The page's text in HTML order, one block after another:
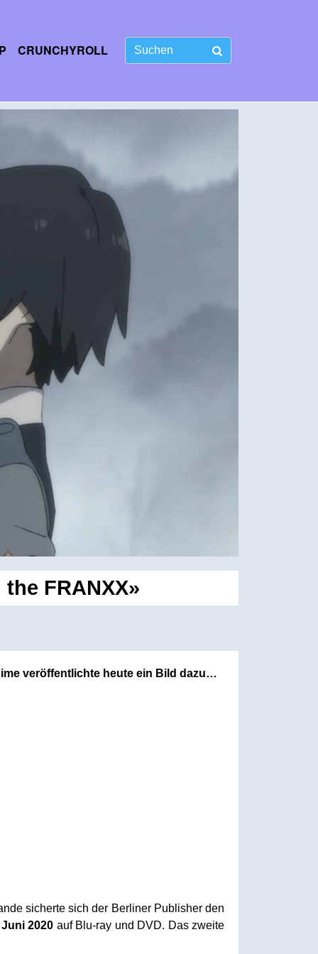
CRUNCHYROLL
FRANXX»
veröffentlichte heute ein Bild dazu…
sicherte sich der Berliner Publisher den
2020 auf Blu-ray und DVD. Das zweite